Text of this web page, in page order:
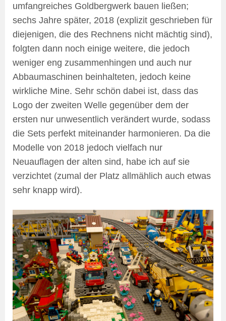
umfangreiches Goldbergwerk bauen ließen;
sechs Jahre später, 2018 (explizit geschrieben für
diejenigen, die des Rechnens nicht mächtig sind),
folgten dann noch einige weitere, die jedoch
weniger eng zusammenhingen und auch nur
Abbaumaschinen beinhalteten, jedoch keine
wirkliche Mine. Sehr schön dabei ist, dass das
Logo der zweiten Welle gegenüber dem der
ersten nur unwesentlich verändert wurde, sodass
die Sets perfekt miteinander harmonieren. Da die
Modelle von 2018 jedoch vielfach nur
Neuauflagen der alten sind, habe ich auf sie
verzichtet (zumal der Platz allmählich auch etwas
sehr knapp wird).